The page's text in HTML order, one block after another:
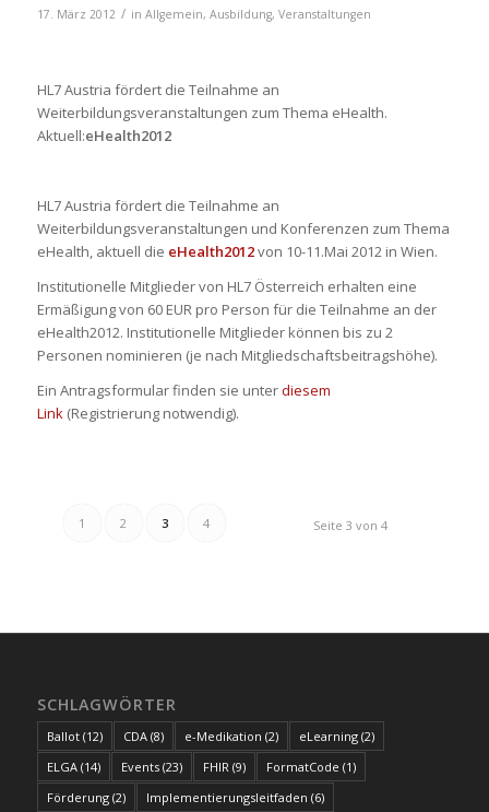
17. März 2012 / in Allgemein, Ausbildung, Veranstaltungen
HL7 Austria fördert die Teilnahme an
Weiterbildungsveranstaltungen zum Thema eHealth.
Aktuell:eHealth2012
HL7 Austria fördert die Teilnahme an
Weiterbildungsveranstaltungen und Konferenzen zum Thema
eHealth, aktuell die eHealth2012von 10-11.Mai 2012 in Wien.
Institutionelle Mitglieder von HL7 Österreich erhalten eine
Ermäßigung von 60 EUR pro Person für die Teilnahme an der
eHealth2012. Institutionelle Mitglieder können bis zu 2
Personen nominieren (je nach Mitgliedschaftsbeitragshöhe).
Ein Antragsformular finden sie unterdiesem
Link(Registrierung notwendig).
Seite 3 von 4
1 2 3 4
SCHLAGWÖRTER
Ballot(12) CDA(8) e-Medikation (2) eLearning(2)
ELGA(14) Events(23) FHIR(9) FormatCode (1)
Förderung(2) Implementierungsleitfaden (6)